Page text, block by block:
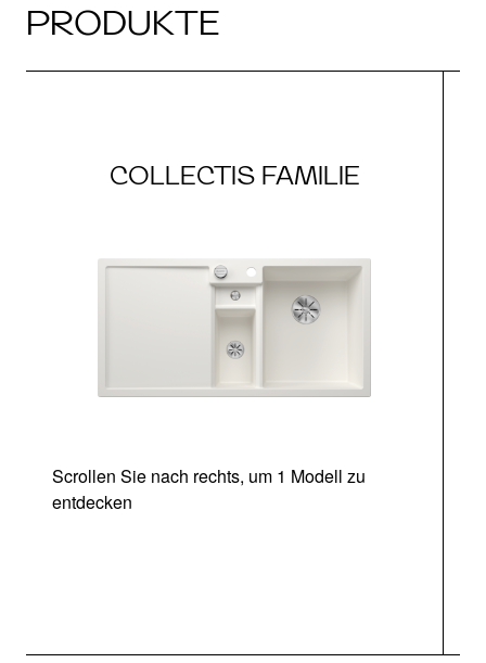
PRODUKTE
COLLECTIS FAMILIE
Scrollen Sie nach rechts, um 1 Modell zu
entdecken